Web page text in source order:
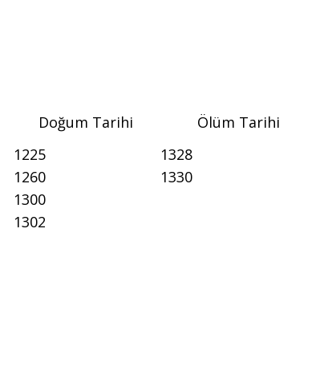
Doğum Tarihi
Ölüm Tarihi
1225
1328
1260
1330
1300
1302